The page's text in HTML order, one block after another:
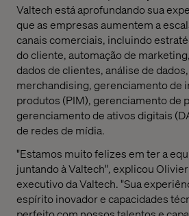
Valtech está aprofundando sua
que as empresas aumentem a
canais comerciais, incluindo
do cliente, automação de
dados de clientes, análise de
merchandising, gerenciamento de
produtos (PIM), gerenciamento de
gerenciamento de ativos digitais
de redes de mídia.
"Estamos muito felizes em ter a
juntando à Valtech", explicou
executivo da Valtech. "Sua
espírito inovador e capacidades